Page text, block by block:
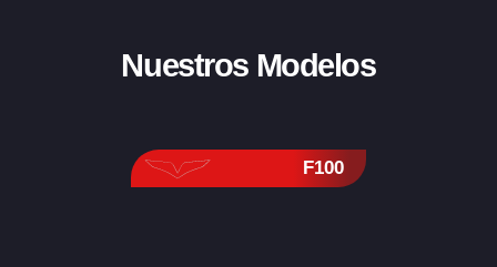
Nuestros Modelos
F100